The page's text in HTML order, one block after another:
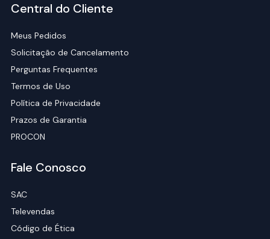
Central do Cliente
Meus Pedidos
Solicitação de Cancelamento
Perguntas Frequentes
Termos de Uso
Política de Privacidade
Prazos de Garantia
PROCON
Fale Conosco
SAC
Televendas
Código de Ética